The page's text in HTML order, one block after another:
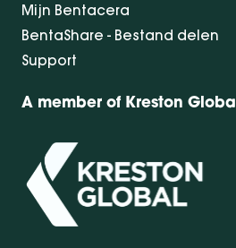
Mijn Bentacera
BentaShare - Bestand delen
Support
A member of Kreston Global